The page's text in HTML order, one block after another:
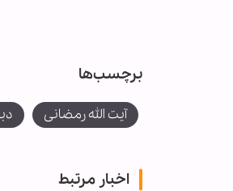
برچسب‌ها
آیت الله رمضانی
اخبار مرتبط